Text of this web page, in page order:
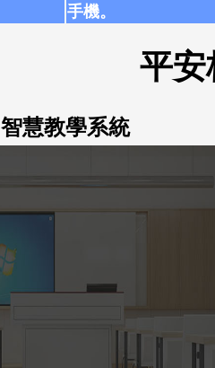
手機。
平安
智慧教學系統